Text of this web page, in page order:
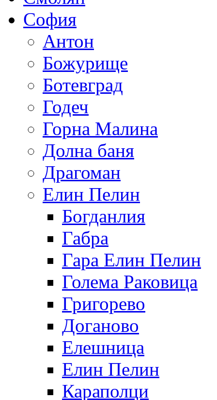
София
Антон
Божурище
Ботевград
Годеч
Горна Малина
Долна баня
Драгоман
Елин Пелин
Богданлия
Габра
Гара Елин Пелин
Голема Раковица
Григорево
Доганово
Елешница
Елин Пелин
Караполци